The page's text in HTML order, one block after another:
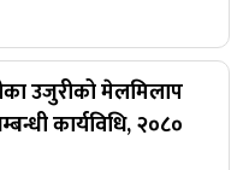
उजुरीको मेलमिलाप
कार्यविधि, २०८०